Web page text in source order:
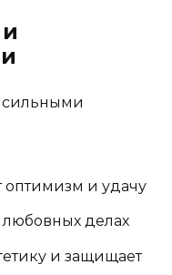
сильными
и удачу
делах
и защищает